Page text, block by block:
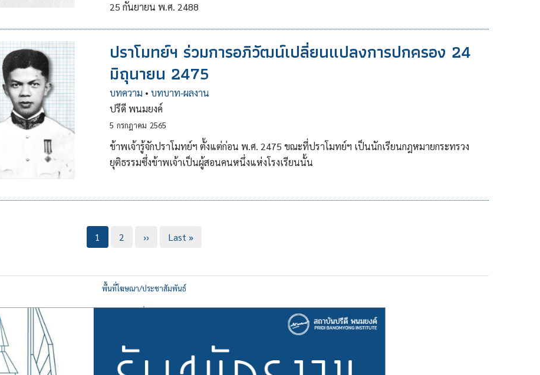
25 กันยายน พ.ศ. 2488
ปราโมทย์ฯ ร่วมการอภิวัฒน์เปลี่ยนแปลงการปกครอง 24
มิถุนายน 2475
บทความ • บทบาท-ผลงาน
ปรีดี พนมยงค์
5 กรกฎาคม 2565
ข้าพเจ้ารู้จักปราโมทย์ฯ ตั้งแต่ก่อน พ.ศ. 2475 ขณะที่ปราโมทย์ฯ เป็นนักเรียนกฎหมายกระทรวง
ยุติธรรมซึ่งข้าพเจ้าเป็นผู้สอนคนหนึ่งแห่งโรงเรียนนั้น
Current
1 Page
2
Next
››
Last
Last »
พื้นที่โฆษณา/ประชาสัมพันธ์